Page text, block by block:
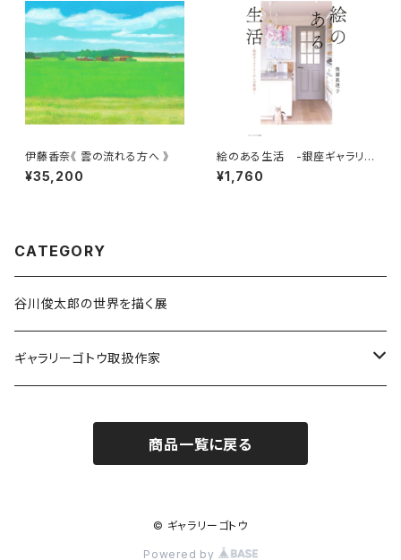
伊藤香奈《 雲の流れる方へ 》
¥35,200
絵のある生活 -銀座ギャラリス
トからの提案-
¥1,760
CATEGORY
谷川俊太郎の世界を描く展
ギャラリーゴトウ取扱作家
商品一覧に戻る
© ギャラリーゴトウ
Powered by